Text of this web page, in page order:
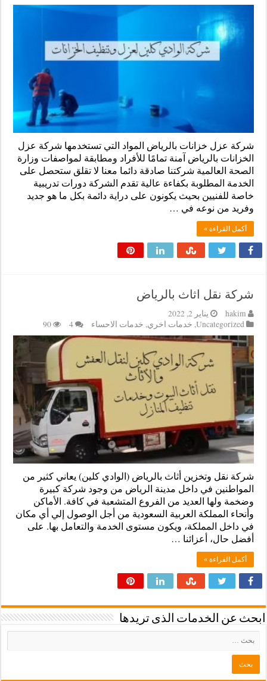
شركة عزل خزانات بالرياض المواد التي تستخدمها شركة عزل
الخزانات بالرياض آمنة تمامًا للأفراد ومطابقة لمواصفات وزارة
الصحة العالمية شركتنا صادقة دائما معنا لا تقلق ستحصل على
الخدمة المطلوبة بكفاءة عالية تقدم الشركة دورات تدريبية
خاصة للفنيين بحيث يكونون على دراية دائمة بكل ما هو جديد
وفريد ​​من نوعه في …
أكمل القراءة »
شركة نقل اثاث بالرياض
hakim
يناير 2, 2022
Uncategorized
, خدمات اخري, خدمات الاحساء 4
90
شركة نقل وتخزين أثاث بالرياض (الوادي كلين) يعاني كثير من
المواطنين في داخل مدينة الرياض من وجود شركة كبيرة
وضخمة ولها العديد من الفروع المتشعبة في كافة. الأماكن
وأنحاء المملكة العربية السعودية من أجل الوصول إلي أي مكان
في داخل المملكة، ويكون مستوى الخدمة والتعامل بها. على
أفضل حال، أعزائنا …
أكمل القراءة »
ابحث عن الخدمات الذى تريدها